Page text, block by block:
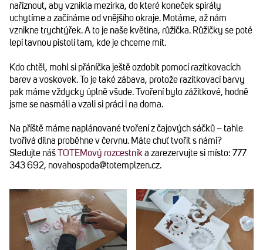
naříznout, aby vznikla mezírka, do které koneček spirály
uchytíme a začínáme od vnějšího okraje. Motáme, až nám
vznikne trychtýřek. A to je naše květina, růžička. Růžičky se poté
lepí tavnou pistolí tam, kde je chceme mít.
Kdo chtěl, mohl si přáníčka ještě ozdobit pomocí razítkovacích
barev a voskovek. To je také zábava, protože razítkovací barvy
pak máme vždycky úplně všude. Tvoření bylo zážitkové, hodně
jsme se nasmáli a vzali si práci i na doma.
Na příště máme naplánované tvoření z čajových sáčků – tahle
tvořivá dílna proběhne v červnu. Máte chuť tvořit s námi?
Sledujte náš
TOTEMový rozcestníka zarezervujte si místo: 777
343 692, novahospoda@totemplzen.cz.